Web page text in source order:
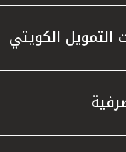
التمويل الكويتي